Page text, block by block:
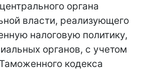
органа
власти, реализующего
налоговую политику,
органов, с учетом
кодекса